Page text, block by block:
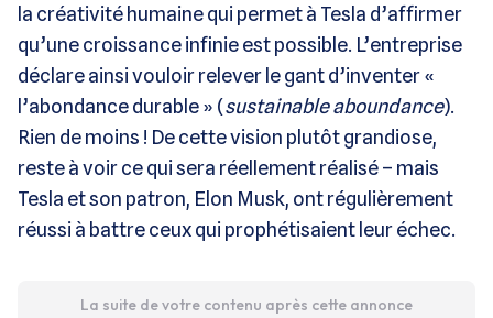
la créativité humaine qui permet à Tesla d’affirmer
qu’une croissance infinie est possible. L’entreprise
déclare ainsi vouloir relever le gant d’inventer «
l’abondance durable » (sustainable aboundance).
Rien de moins ! De cette vision plutôt grandiose,
reste à voir ce qui sera réellement réalisé – mais
Tesla et son patron, Elon Musk, ont régulièrement
réussi à battre ceux qui prophétisaient leur échec.
La suite de votre contenu après cette annonce